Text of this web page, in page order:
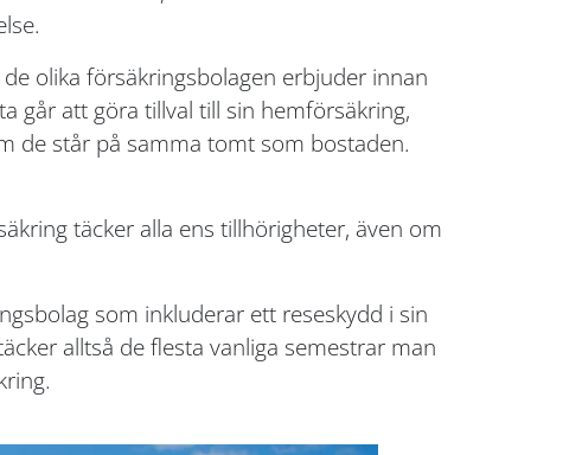
olika försäkringsbolagen erbjuder innan
går att göra tillval till sin hemförsäkring,
de står på samma tomt som bostaden.
täcker alla ens tillhörigheter, även om
som inkluderar ett reseskydd i sin
alltså de flesta vanliga semestrar man